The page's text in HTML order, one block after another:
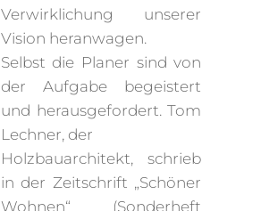
Verwirklichung unserer
Vision heranwagen.
Selbst die Planer sind von
der Aufgabe begeistert
und herausgefordert. Tom
Lechner, der
Holzbauarchitekt, schrieb
in der Zeitschrift „Schöner
Wohnen“ (Sonderheft